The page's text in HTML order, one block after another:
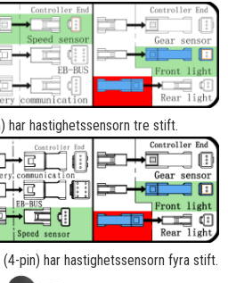
har hastighetssensorn tre stift.
pin) har hastighetssensorn fyra stift.